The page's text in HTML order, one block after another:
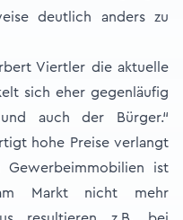
deutlich anders zu
Viertler die aktuelle
sich eher gegenläufig
auch der Bürger.“
hohe Preise verlangt
ist
Markt nicht mehr